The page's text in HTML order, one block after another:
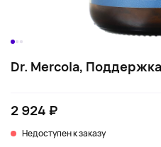
Dr. Mercola,
2 924 ₽
Недоступен к заказу